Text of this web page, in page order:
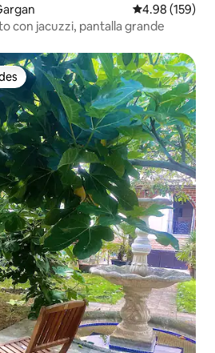
Calificación
4.98 (159)
con jacuzzi, pantalla grande